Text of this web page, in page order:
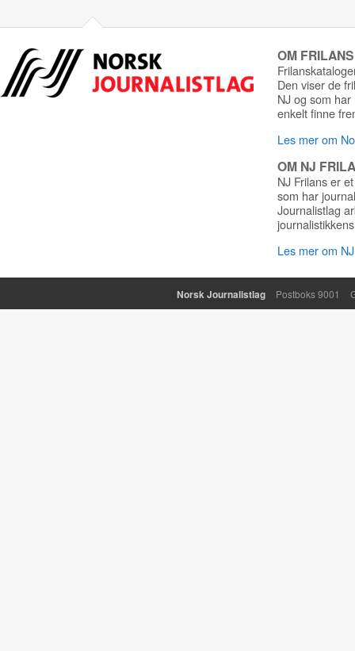
OM
Den viser de
NJ og som
enkelt finne
Les mer om
OM NJ
NJ Frilans er
som har
Journalistlag
Les mer om
Norsk Journalistlag Postboks 9001